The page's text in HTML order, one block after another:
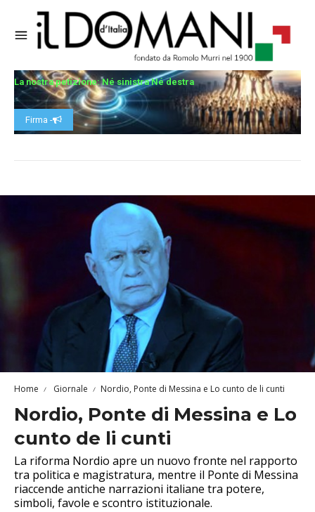
La nostra petizione: Né sinistra Né destra
Firma -
Home Giornale Nordio, Ponte di Messina e Lo cunto de li cunti
Nordio, Ponte di Messina e Lo
cunto de li cunti
La riforma Nordio apre un nuovo fronte nel rapporto
tra politica e magistratura, mentre il Ponte di Messina
riaccende antiche narrazioni italiane tra potere,
simboli, favole e scontro istituzionale.